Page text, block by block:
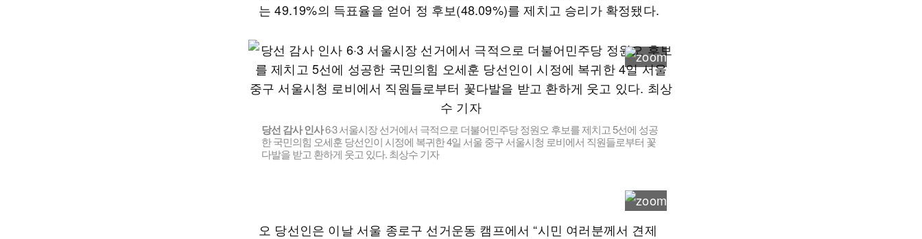
는 49.19%의 득표율을 얻어 정 후보(48.09%)를 제치고 승리가 확정됐다.
당선 감사 인사6·3 서울시장 선거에서 극적으로 더불어민주당 정원오 후보를 제치고 5선에 성공
한 국민의힘 오세훈 당선인이 시정에 복귀한 4일 서울 중구 서울시청 로비에서 직원들로부터 꽃
다발을 받고 환하게 웃고 있다. 최상수 기자
오 당선인은 이날 서울 종로구 선거운동 캠프에서 “시민 여러분께서 견제